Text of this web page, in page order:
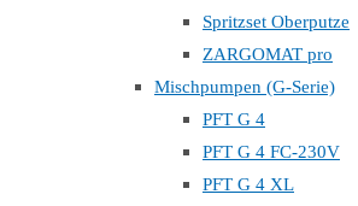
Spritzset Oberputze
ZARGOMAT pro
Mischpumpen (G-Serie)
PFT G 4
PFT G 4 FC-230V
PFT G 4 XL